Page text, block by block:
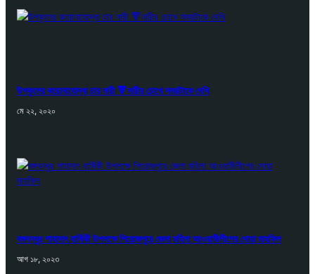
উপকূলের করোনাযোদ্ধা চার নারী 🔻নারীর চোখে সময়টাকে দেখি
মে ২২, ২০২০
বঙ্গবন্ধুর শাহাদাৎ বার্ষিকী উপলক্ষে পিরোজপুরে জেলা মহিলা আওয়ামীলীগের দোয়া মাহফিল
আগ ১৮, ২০২৩